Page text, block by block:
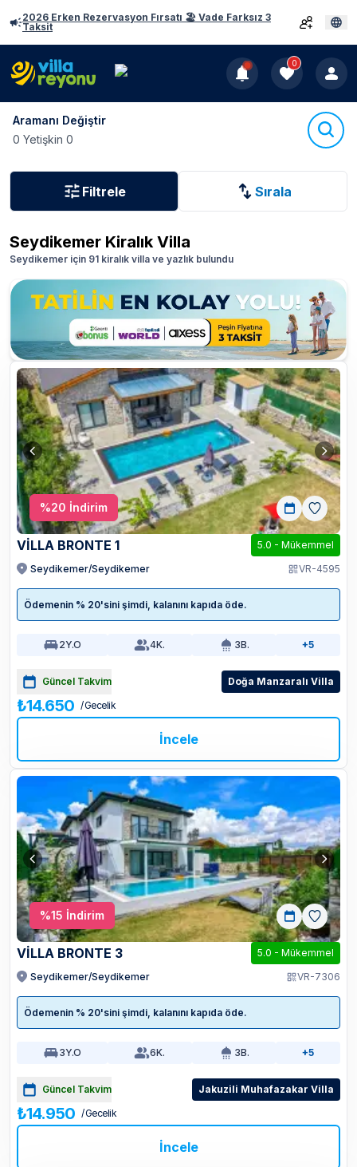
2026 Erken Rezervasyon Fırsatı 🏖️ Vade Farksız 3
Taksit
0
Aramanı Değiştir
0 Yetişkin 0
Filtrele Sırala
Seydikemer Kiralık Villa
Seydikemer için 91 kiralık villa ve yazlık bulundu
%20 İndirim
VİLLA BRONTE 1 5.0 - Mükemmel
Seydikemer/Seydikemer
VR-4595
Ödemenin % 20'sini şimdi, kalanını kapıda öde.
2Y.O 4K. 3B. +5
Güncel Takvim Doğa Manzaralı Villa
₺14.650 / Gecelik
İncele
%15 İndirim
VİLLA BRONTE 3 5.0 - Mükemmel
Seydikemer/Seydikemer
VR-7306
Ödemenin % 20'sini şimdi, kalanını kapıda öde.
3Y.O 6K. 3B. +5
Güncel Takvim Jakuzili Muhafazakar Villa
₺14.950 / Gecelik
İncele